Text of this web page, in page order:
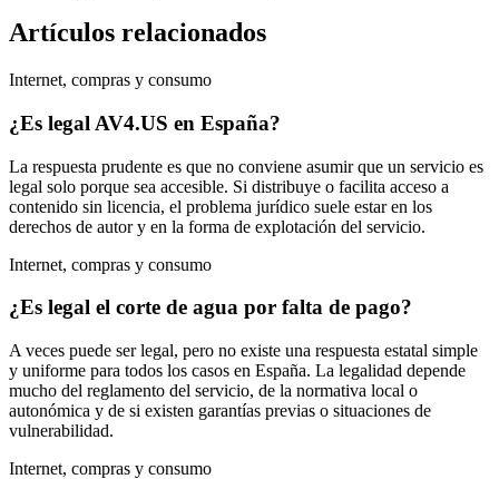
Artículos relacionados
Internet, compras y consumo
¿Es legal AV4.US en España?
La respuesta prudente es que no conviene asumir que un servicio es
legal solo porque sea accesible. Si distribuye o facilita acceso a
contenido sin licencia, el problema jurídico suele estar en los
derechos de autor y en la forma de explotación del servicio.
Internet, compras y consumo
¿Es legal el corte de agua por falta de pago?
A veces puede ser legal, pero no existe una respuesta estatal simple
y uniforme para todos los casos en España. La legalidad depende
mucho del reglamento del servicio, de la normativa local o
autonómica y de si existen garantías previas o situaciones de
vulnerabilidad.
Internet, compras y consumo